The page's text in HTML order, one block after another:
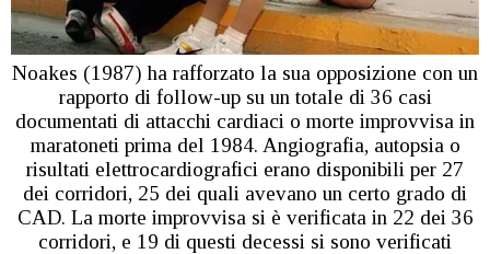
Noakes (1987) ha rafforzato la sua opposizione con un
rapporto di follow-up su un totale di 36 casi
documentati di attacchi cardiaci o morte improvvisa in
maratoneti prima del 1984. Angiografia, autopsia o
risultati elettrocardiografici erano disponibili per 27
dei corridori, 25 dei quali avevano un certo grado di
CAD. La morte improvvisa si è verificata in 22 dei 36
corridori, e 19 di questi decessi si sono verificati